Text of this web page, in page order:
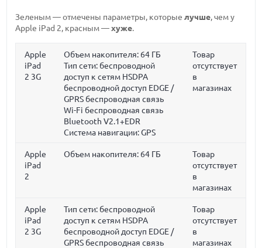
Зеленым— отмечены параметры, которыелучше, чем у
Apple iPad 2, красным—хуже.
Apple
iPad
2 3G
Объем накопителя: 64 ГБ
Тип сети: беспроводной
доступ к сетям HSDPA
беспроводной доступ EDGE /
GPRS беспроводная связь
Wi-Fi беспроводная связь
Bluetooth V2.1+EDR
Система навигации: GPS
Товар
отсутствует
в
магазинах
Apple
iPad
2
Объем накопителя: 64 ГБ
Товар
отсутствует
в
магазинах
Apple
iPad
2 3G
Тип сети: беспроводной
доступ к сетям HSDPA
беспроводной доступ EDGE /
GPRS беспроводная связь
Товар
отсутствует
в
магазинах